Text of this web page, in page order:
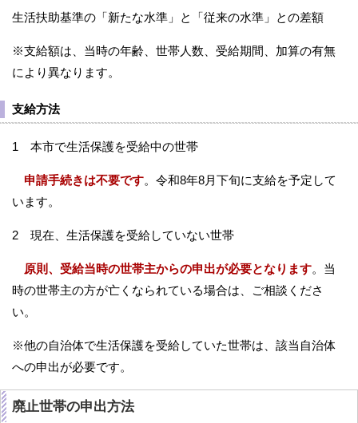
生活扶助基準の「新たな水準」と「従来の水準」との差額
※支給額は、当時の年齢、世帯人数、受給期間、加算の有無
により異なります。
支給方法
1 本市で生活保護を受給中の世帯
申請手続きは不要です。令和8年8月下旬に支給を予定して
います。
2 現在、生活保護を受給していない世帯
原則、受給当時の世帯主からの申出が必要となります。当
時の世帯主の方が亡くなられている場合は、ご相談くださ
い。
※他の自治体で生活保護を受給していた世帯は、該当自治体
への申出が必要です。
廃止世帯の申出方法